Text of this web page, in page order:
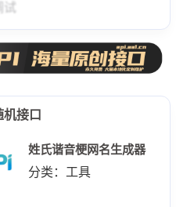
试
机接口
姓氏谐音梗网名生成器
分类：工具